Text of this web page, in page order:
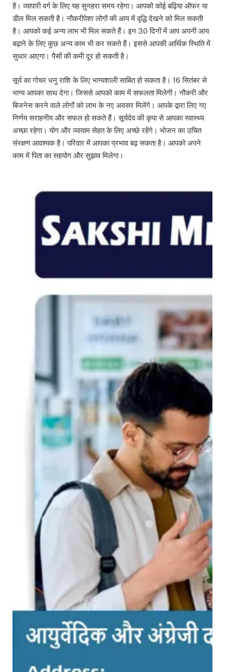
है। व्यापारी वर्ग के लिए यह सुनहरा समय रहेगा। आपको कोई बढ़िया ऑफर या
डील मिल सकती है। नौकरीपेशा लोगों की आय में वृद्धि देखने को मिल सकती
है। आपको कई अन्य लाभ भी मिल सकते हैं। इन 30 दिनों में आप अपनी आय
बढ़ाने के लिए कुछ अन्य काम भी कर सकते हैं। इससे आपकी आर्थिक स्थिति में
सुधार आएगा। पैसों की कमी दूर हो सकती है।
सूर्य का गोचर धनु राशि के लिए भाग्यशाली साबित हो सकता है। 16 सितंबर से
भाग्य आपका साथ देगा। जिससे आपको काम में सफलता मिलेगी। नौकरी और
बिजनेस करने वाले लोगों को लाभ के नए अवसर मिलेंगे। आपके द्वारा लिए गए
निर्णय सराहनीय और सफल हो सकते हैं। सूर्यदेव की कृपा से आपका स्वास्थ्य
अच्छा रहेगा। योग और व्यायाम सेहत के लिए अच्छे रहेंगे। भोजन का उचित
संरक्षण आवश्यक है। परिवार में आपका प्रभाव बढ़ सकता है। आपको अपने
काम में पिता का सहयोग और सुझाव मिलेगा।